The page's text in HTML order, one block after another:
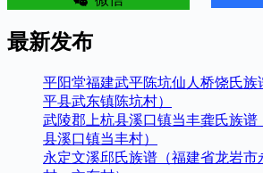
最新发布
平阳堂福建武平陈坑仙人桥饶氏族
平县武东镇陈坑村）
武陵郡上杭县溪口镇当丰龚氏族谱
县溪口镇当丰村）
永定文溪邱氏族谱（福建省龙岩市